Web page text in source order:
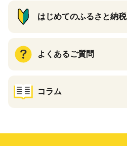
はじめてのふるさと納税
よくあるご質問
コラム